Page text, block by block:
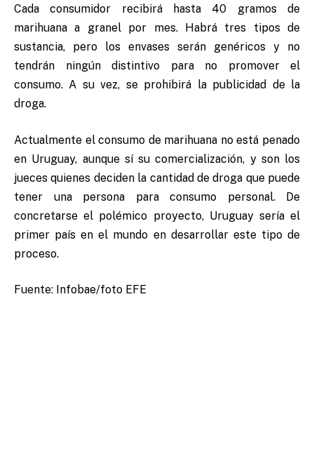
Cada consumidor recibirá hasta 40 gramos de
marihuana a granel por mes. Habrá tres tipos de
sustancia, pero los envases serán genéricos y no
tendrán ningún distintivo para no promover el
consumo. A su vez, se prohibirá la publicidad de la
droga.
Actualmente el consumo de marihuana no está penado
en Uruguay, aunque sí su comercialización, y son los
jueces quienes deciden la cantidad de droga que puede
tener una persona para consumo personal. De
concretarse el polémico proyecto, Uruguay sería el
primer país en el mundo en desarrollar este tipo de
proceso.
Fuente: Infobae/foto EFE